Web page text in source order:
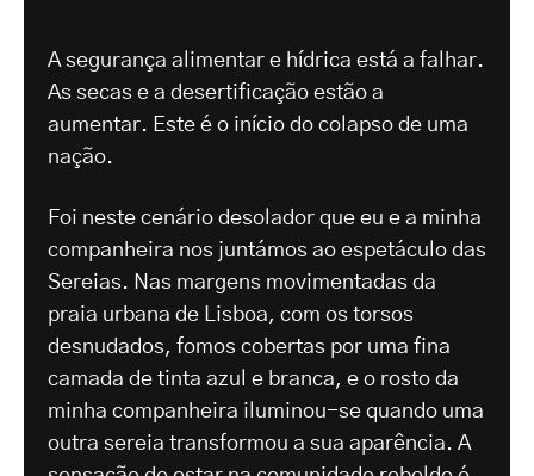
A segurança alimentar e hídrica está a falhar.
As secas e a desertificação estão a
aumentar. Este é o início do colapso de uma
nação.
Foi neste cenário desolador que eu e a minha
companheira nos juntámos ao espetáculo das
Sereias. Nas margens movimentadas da
praia urbana de Lisboa, com os torsos
desnudados, fomos cobertas por uma fina
camada de tinta azul e branca, e o rosto da
minha companheira iluminou-se quando uma
outra sereia transformou a sua aparência. A